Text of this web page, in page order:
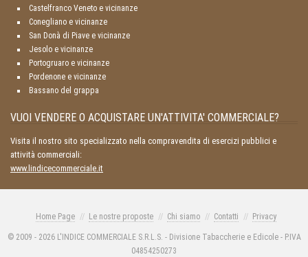
Castelfranco Veneto e vicinanze
Conegliano e vicinanze
San Donà di Piave e vicinanze
Jesolo e vicinanze
Portogruaro e vicinanze
Pordenone e vicinanze
Bassano del grappa
VUOI VENDERE O ACQUISTARE UN'ATTIVITA' COMMERCIALE?
Visita il nostro sito specializzato nella compravendita di esercizi pubblici e
attività commerciali:
www.lindicecommerciale.it
Home Page Le nostre proposte Chi siamo Contatti Privacy
© 2009 - 2026 L'INDICE COMMERCIALE S.R.L.S. - Divisione Tabaccherie e Edicole - P.IVA
04854250273